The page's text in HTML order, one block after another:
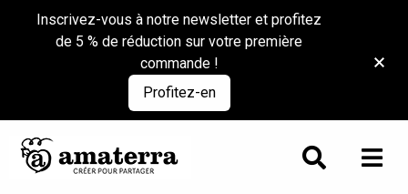
Inscrivez-vous à notre newsletter et profitez
de 5 % de réduction sur votre première
commande !
Profitez-en